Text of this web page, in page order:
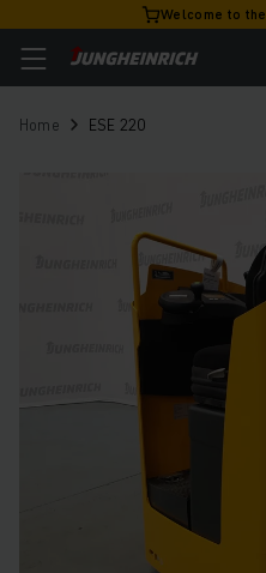
Welcome to
Home ESE 220